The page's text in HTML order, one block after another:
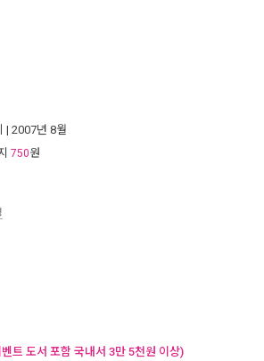
| 2007년 8월
750원
트 도서 포함 국내서 3만 5천원 이상)